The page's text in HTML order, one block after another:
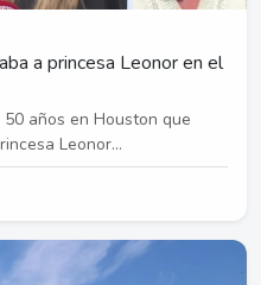
a princesa Leonor en el
años en Houston que
Leonor...